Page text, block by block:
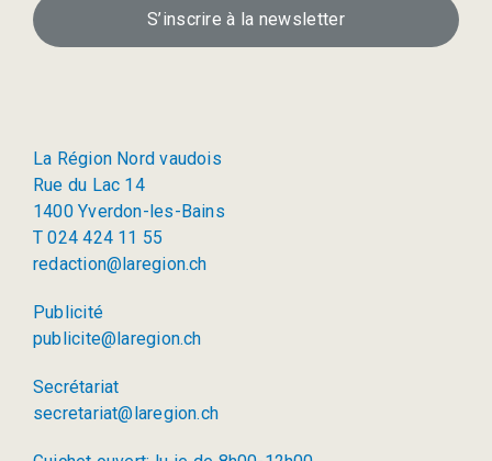
S’inscrire à la newsletter
La Région Nord vaudois
Rue du Lac 14
1400 Yverdon-les-Bains
T 024 424 11 55
redaction@laregion.ch
Publicité
publicite@laregion.ch
Secrétariat
secretariat@laregion.ch